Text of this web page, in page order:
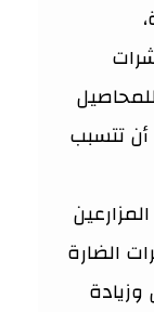
أن تتسبب
الضارة